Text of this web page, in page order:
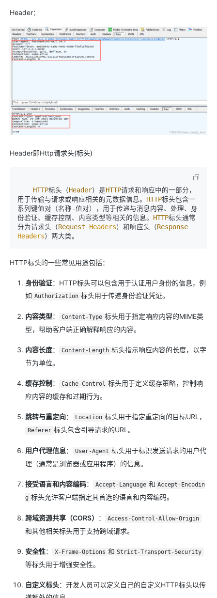
Header：
Header即Http请求头(标头)
HTTP标头（Header）是HTTP请求和响应中的一部分，
用于传输与请求或响应相关的元数据信息。 HTTP标头包含一
系列键值对（名称-值对），用于传递与消息内容、处理、身
份验证、缓存控制、内容类型等相关的信息。 HTTP标头通常
分为请求头（Request Headers）和响应头（Response
Headers
HTTP标头的一些常见用途包括：
身份验证：HTTP标头可以包含用于认证用户身份的信息，例
如 Authorization 标头用于传递身份验证凭证。
内容类型： Content-Type 标头用于指定响应内容的MIME类
型，帮助客户端正确解释响应的内容。
内容长度： Content-Length 标头指示响应内容的长度，以字
节为单位。
缓存控制 ： Cache-Control 标头用于定义缓存策略，控制响
应内容的缓存和过期行为。
跳转与重定向： Location 标头用于指定重定向的目标URL，
Referer 标头包含引导请求的URL。
用户代理信息： User-Agent 标头用于标识发送请求的用户代
理（通常是浏览器或应用程序）的信息。
接受语言和内容编码： Accept-Language 和 Accept-Encodin
g 标头允许客户端指定其首选的语言和内容编码。
跨域资源共享（CORS） ： Access-Control-Allow-Origin
和其他相关标头用于支持跨域请求。
安全性： X-Frame-Options 和 Strict-Transport-Security
等标头用于增强安全性。
自定义标头：开发人员可以定义自己的自定义HTTP标头以传